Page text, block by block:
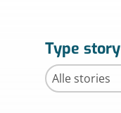
Type story
Type story
Type story